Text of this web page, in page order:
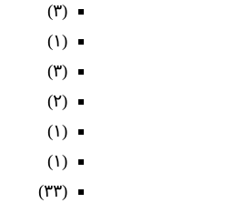
(۳)
(۱)
(۳)
(۲)
(۱)
(۱)
(۳۳)